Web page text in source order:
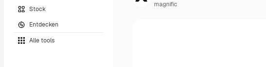
Stock
Entdecken
Alle tools
magnific